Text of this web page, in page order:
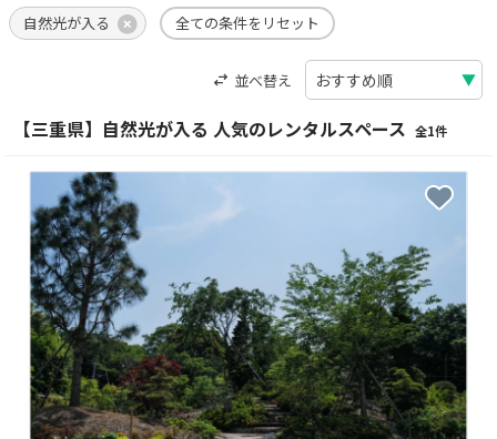
自然光が入る 全ての条件をリセット
並べ替え
【三重県】自然光が入る 人気のレンタルスペース 全1件